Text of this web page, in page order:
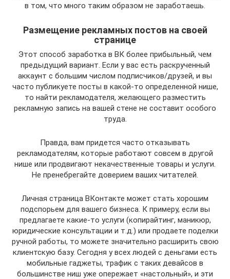
в том, что много таким образом не заработаешь.
Размещение рекламных постов на своей
странице
Этот способ заработка в ВК более прибыльный, чем
предыдущий вариант. Если у вас есть раскрученный
аккаунт с большим числом подписчиков/друзей, и вы
часто публикуете посты в какой-то определенной нише,
то найти рекламодателя, желающего разместить
рекламную запись на вашей стене не составит особого
труда.
Правда, вам придется часто отказывать
рекламодателям, которые работают совсем в другой
нише или продвигают некачественные товары и услуги.
Не пренебрегайте доверием ваших читателей.
Личная страница ВКонтакте может стать хорошим
подспорьем для вашего бизнеса. К примеру, если вы
предлагаете какие-то услуги (копирайтинг, маникюр,
юридические консультации и т.д.) или продаете поделки
ручной работы, то можете значительно расширить свою
клиентскую базу. Сегодня у всех людей с деньгами есть
мобильные гаджеты, трафик с таких девайсов в
большинстве ниш уже опережает «настольный», и эти